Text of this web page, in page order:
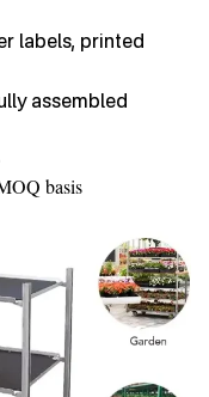
labels, printed
assembled
basis